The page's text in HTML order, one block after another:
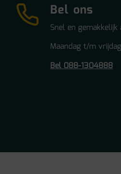
Bel ons
Snel en gemakkelijk
Maandag t/m
Bel 088-1304888